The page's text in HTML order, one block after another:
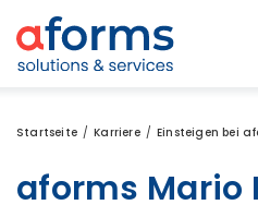
Zum Inhalt
Zum Menü
Zur Suche
Startseite Karriere Einsteigen bei
aforms Mario